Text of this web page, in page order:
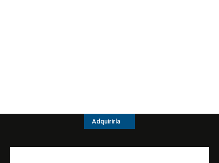
Adquirirla